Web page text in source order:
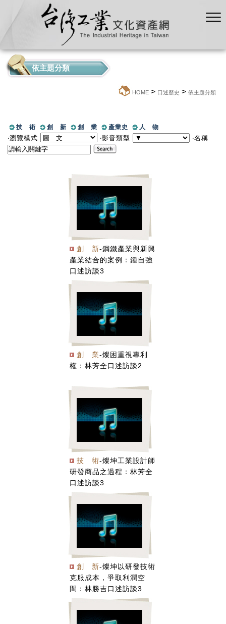
依主題分類
HOME > 口述歷史 > 依主題分類
技 術 創 新 創 業 產業史 人 物
‧瀏覽模式 ‧影音類型 ‧名稱
創 新-鋼鐵產業與新興
產業結合的案例：鍾自強
口述訪談3
創 業-燦困重視專利
權：林芳全口述訪談2
技 術-燦坤工業設計師
研發商品之過程：林芳全
口述訪談3
創 新-燦坤以研發技術
克服成本，爭取利潤空
間：林勝吉口述訪談3